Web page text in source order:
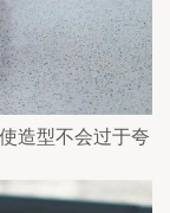
造型不会过于夸